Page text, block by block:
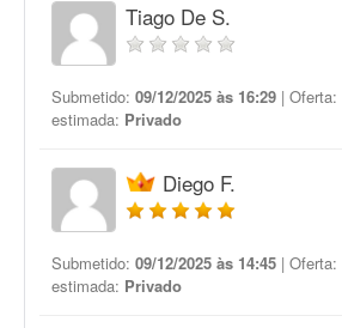
Tiago De S.
Submetido: 09/12/2025 às 16:29 | Oferta:
estimada: Privado
Diego F.
Submetido: 09/12/2025 às 14:45 | Oferta:
estimada: Privado